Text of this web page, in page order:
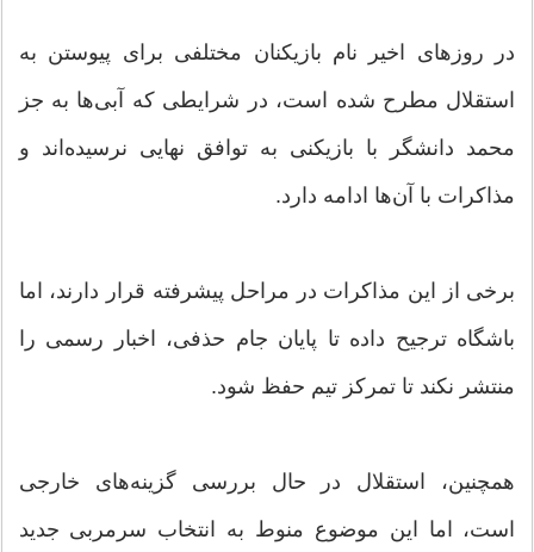
در روزهای اخیر نام بازیکنان مختلفی برای پیوستن به
استقلال مطرح شده است، در شرایطی که آبی‌ها به جز
محمد دانشگر با بازیکنی به توافق نهایی نرسیده‌اند و
مذاکرات با آن‌ها ادامه دارد.
برخی از این مذاکرات در مراحل پیشرفته قرار دارند، اما
باشگاه ترجیح داده تا پایان جام حذفی، اخبار رسمی را
منتشر نکند تا تمرکز تیم حفظ شود.
همچنین، استقلال در حال بررسی گزینه‌های خارجی
است، اما این موضوع منوط به انتخاب سرمربی جدید